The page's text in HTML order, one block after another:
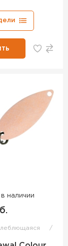
в наличии